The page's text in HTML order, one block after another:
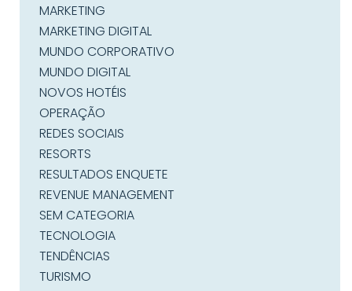
MARKETING
MARKETING DIGITAL
MUNDO CORPORATIVO
MUNDO DIGITAL
NOVOS HOTÉIS
OPERAÇÃO
REDES SOCIAIS
RESORTS
RESULTADOS ENQUETE
REVENUE MANAGEMENT
SEM CATEGORIA
TECNOLOGIA
TENDÊNCIAS
TURISMO